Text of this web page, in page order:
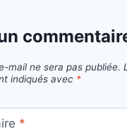
mail ne sera pas publiée.
indiqués avec *
*